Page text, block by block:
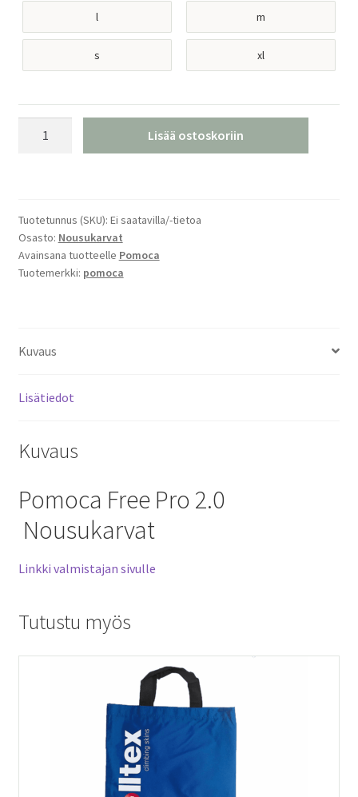
l m
s xl
määrä
Lisää ostoskoriin
Tuotetunnus (SKU): Ei saatavilla/-tietoa
Osasto: Nousukarvat
Avainsana tuotteelle Pomoca
Tuotemerkki: pomoca
Kuvaus
Lisätiedot
Kuvaus
Pomoca Free Pro 2.0
Nousukarvat
Linkki valmistajan sivulle
Tutustu myös